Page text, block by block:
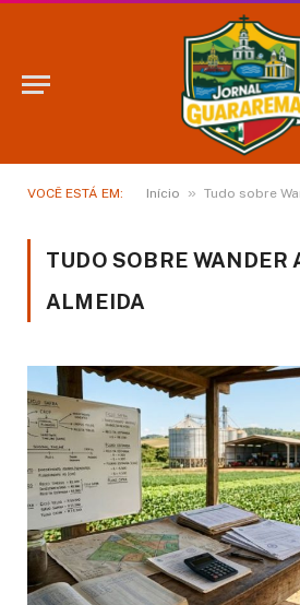
VOCÊ ESTÁ EM: Início » Tudo sobre
TUDO SOBRE WANDER
ALMEIDA